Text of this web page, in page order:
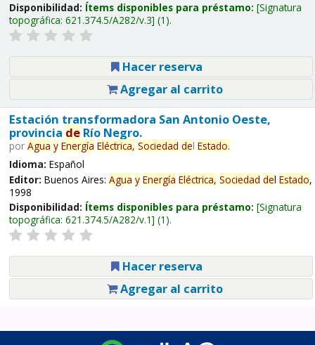
Disponibilidad: Ítems disponibles para préstamo: Signatura
topográfica: 621.374.5/A282/v.3 (1).
Hacer reserva
Agregar al carrito
Estación transformadora San Antonio Oeste,
provincia deRío Negro.
por Agua y Energía Eléctrica, Sociedad del Estado.
Idioma: Español
Editor: Buenos Aires: Agua y Energía Eléctrica, Sociedad del Estado,
1998
Disponibilidad: Ítems disponibles para préstamo: Signatura
topográfica: 621.374.5/A282/v.1 (1).
Hacer reserva
Agregar al carrito